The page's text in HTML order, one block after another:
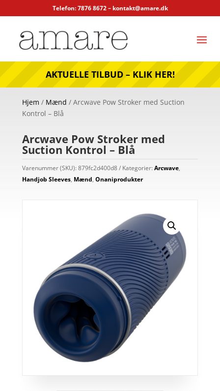
Telefon: 7876 8672 – kontakt@amare.dk
AKTUELLE TILBUD – KLIK HER!
Hjem / Mænd / Arcwave Pow Stroker med Suction
Kontrol – Blå
Arcwave Pow Stroker med
Suction Kontrol – Blå
Varenummer (SKU): 879fc2d400d8 Kategorier: Arcwave,
Handjob Sleeves, Mænd, Onaniprodukter